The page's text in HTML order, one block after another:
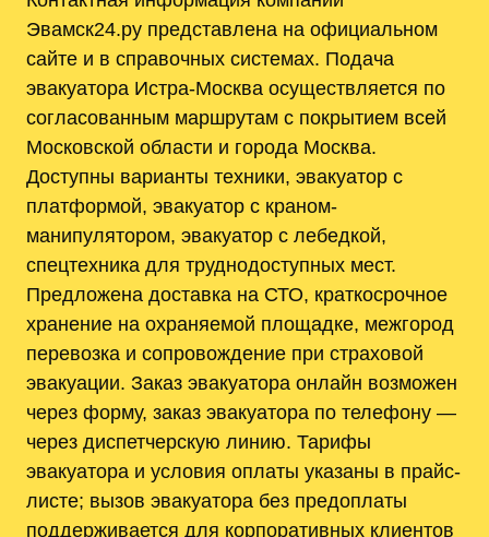
Эвамск24.ру представлена на официальном
сайте и в справочных системах. Подача
эвакуатора Истра-Москва осуществляется по
согласованным маршрутам с покрытием всей
Московской области и города Москва.
Доступны варианты техники, эвакуатор с
платформой, эвакуатор с краном-
манипулятором, эвакуатор с лебедкой,
спецтехника для труднодоступных мест.
Предложена доставка на СТО, краткосрочное
хранение на охраняемой площадке, межгород
перевозка и сопровождение при страховой
эвакуации. Заказ эвакуатора онлайн возможен
через форму, заказ эвакуатора по телефону —
через диспетчерскую линию. Тарифы
эвакуатора и условия оплаты указаны в прайс-
листе; вызов эвакуатора без предоплаты
поддерживается для корпоративных клиентов